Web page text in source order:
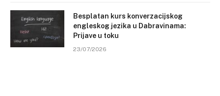
Besplatan kurs konverzacijskog
engleskog jezika u Dabravinama:
Prijave u toku
23/07/2026